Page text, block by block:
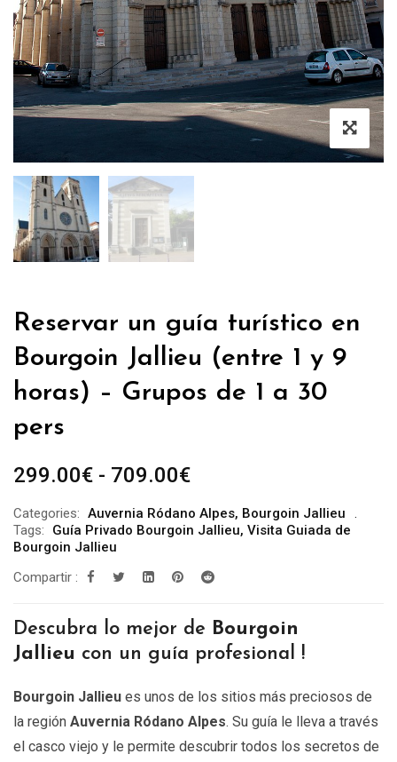
Reservar un guía turístico en
Bourgoin Jallieu (entre 1 y 9
horas) – Grupos de 1 a 30
pers
299.00€ - 709.00€Rango
precios:
299.00€
709.00€
Categories: Auvernia Ródano Alpes, Bourgoin Jallieu
Tags:
Guía Privado Bourgoin Jallieu, Visita Guiada de
Bourgoin Jallieu
Compartir :
Descubra lo mejor de Bourgoin
Jallieu con un guía profesional !
Bourgoin Jallieu es unos de los sitios más preciosos de
la región Auvernia Ródano Alpes. Su guía le lleva a través
el casco viejo y le permite descubrir todos los secretos de